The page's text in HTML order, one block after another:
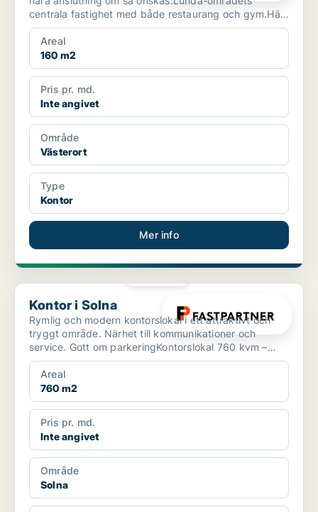
centrala fastighet med både restaurang och gym.Här
finn...
Areal
160 m2
Pris pr. md.
Inte angivet
Område
Västerort
Type
Kontor
Mer info
Kontor i Solna
Kontor i Solna
Rymlig och modern kontorslokal i ett attraktivt och
tryggt område. Närhet till kommunikationer och
service. Gott om parkeringKontorslokal 760 kvm –
Toppläge ...
Areal
760 m2
Pris pr. md.
Inte angivet
Område
Solna